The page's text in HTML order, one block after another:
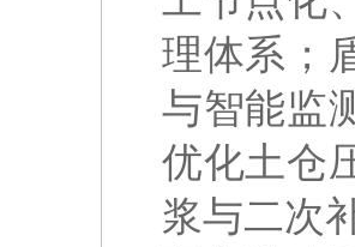
理体系；
与智能监
优化土仓
浆与二次